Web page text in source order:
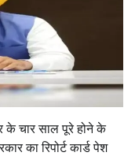
के चार साल पूरे होने के
का रिपोर्ट कार्ड पेश